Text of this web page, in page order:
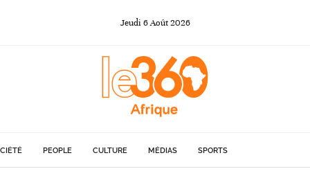
Jeudi 6Août 2026
PEOPLE CULTURE MÉDIAS SPORTS